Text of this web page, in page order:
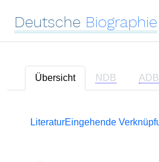
Deutsche Biographie
Übersicht NDB ADB
LiteraturEingehende